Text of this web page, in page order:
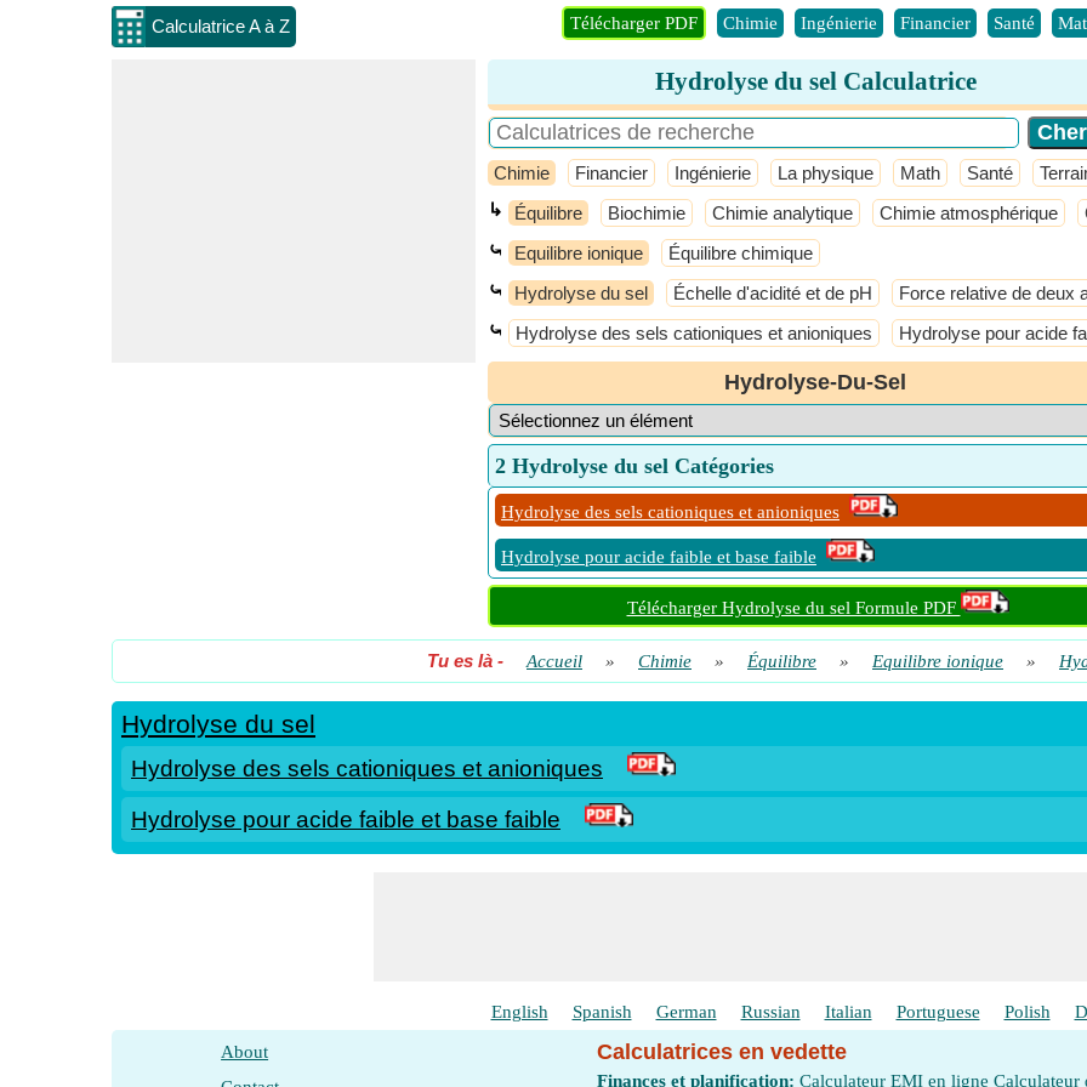
Calculatrice A à Z Télécharger PDF Chimie Ingénierie Financier Santé
Hydrolyse du sel Calculatrice
Chimie Financier Ingénierie La physique Math Santé
↳ Équilibre Biochimie Chimie analytique Chimie atmosphérique
⤿ Equilibre ionique Équilibre chimique
⤿ Hydrolyse du sel Échelle d'acidité et de pH Force relative de deux
⤿ Hydrolyse des sels cationiques et anioniques Hydrolyse pour acide
Hydrolyse-Du-Sel
2 Hydrolyse du sel Catégories
Hydrolyse des sels cationiques et anioniques
Hydrolyse pour acide faible et base faible
Télécharger Hydrolyse du sel Formule PDF
Tu es là - Accueil » Chimie » Équilibre » Equilibre ionique »
Hydrolyse du sel
Hydrolyse des sels cationiques et anioniques
Hydrolyse pour acide faible et base faible
English Spanish German Russian Italian Portuguese Polish
About
Calculatrices en vedette
Finances et planification: Calculateur EMI en ligne Calculateur